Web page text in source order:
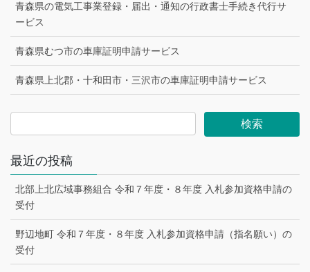
青森県の電気工事業登録・届出・通知の行政書士手続き代行サ
ービス
青森県むつ市の車庫証明申請サービス
青森県上北郡・十和田市・三沢市の車庫証明申請サービス
最近の投稿
北部上北広域事務組合 令和７年度・８年度 入札参加資格申請の
受付
野辺地町 令和７年度・８年度 入札参加資格申請（指名願い）の
受付